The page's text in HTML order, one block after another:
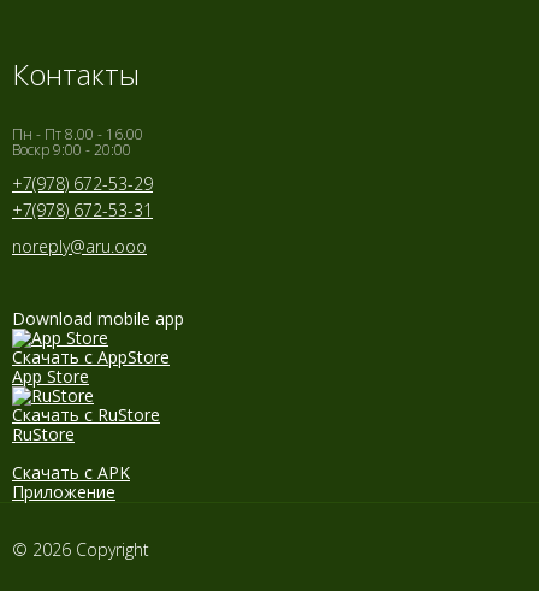
Контакты
Пн - Пт 8.00 - 16.00
Воскр 9:00 - 20:00
+7(978) 672-53-29
+7(978) 672-53-31
noreply@aru.ooo
Download mobile app
Скачать с AppStore
App Store
Скачать с RuStore
RuStore
Скачать с APK
Приложение
© 2026 Copyright